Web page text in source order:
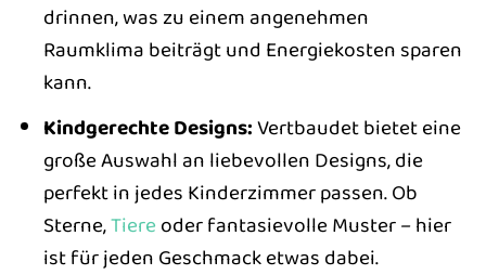
drinnen, was zu einem angenehmen
Raumklima beiträgt und Energiekosten sparen
kann.
Kindgerechte Designs:Vertbaudet bietet eine
große Auswahl an liebevollen Designs, die
perfekt in jedes Kinderzimmer passen. Ob
Sterne,Tiere oder fantasievolle Muster – hier
ist für jeden Geschmack etwas dabei.